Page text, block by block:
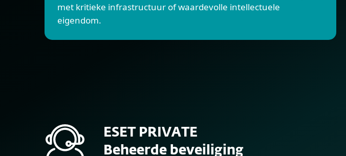
met kritieke infrastructuur of waardevolle intellectuele
eigendom.
ESET PRIVATE
Beheerde beveiliging